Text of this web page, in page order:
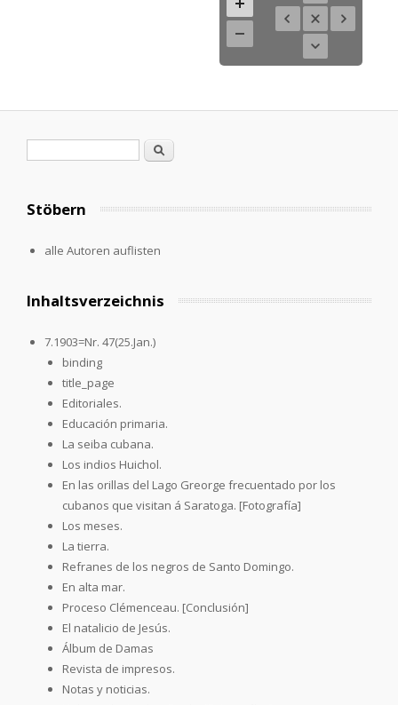
Suche
Stöbern
alle Autoren auflisten
Inhaltsverzeichnis
7.1903=Nr. 47(25.Jan.)
binding
title_page
Editoriales.
Educación primaria.
La seiba cubana.
Los indios Huichol.
En las orillas del Lago Greorge frecuentado por los
cubanos que visitan á Saratoga. [Fotografía]
Los meses.
La tierra.
Refranes de los negros de Santo Domingo.
En alta mar.
Proceso Clémenceau. [Conclusión]
El natalicio de Jesús.
Álbum de Damas
Revista de impresos.
Notas y noticias.